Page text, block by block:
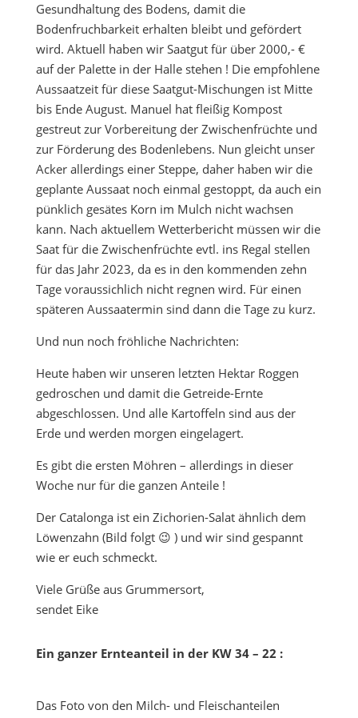
Gesundhaltung des Bodens, damit die
Bodenfruchbarkeit erhalten bleibt und gefördert
wird. Aktuell haben wir Saatgut für über 2000,- €
auf der Palette in der Halle stehen ! Die empfohlene
Aussaatzeit für diese Saatgut-Mischungen ist Mitte
bis Ende August. Manuel hat fleißig Kompost
gestreut zur Vorbereitung der Zwischenfrüchte und
zur Förderung des Bodenlebens. Nun gleicht unser
Acker allerdings einer Steppe, daher haben wir die
geplante Aussaat noch einmal gestoppt, da auch ein
pünklich gesätes Korn im Mulch nicht wachsen
kann. Nach aktuellem Wetterbericht müssen wir die
Saat für die Zwischenfrüchte evtl. ins Regal stellen
für das Jahr 2023, da es in den kommenden zehn
Tage voraussichlich nicht regnen wird. Für einen
späteren Aussaatermin sind dann die Tage zu kurz.
Und nun noch fröhliche Nachrichten:
Heute haben wir unseren letzten Hektar Roggen
gedroschen und damit die Getreide-Ernte
abgeschlossen. Und alle Kartoffeln sind aus der
Erde und werden morgen eingelagert.
Es gibt die ersten Möhren – allerdings in dieser
Woche nur für die ganzen Anteile !
Der Catalonga ist ein Zichorien-Salat ähnlich dem
Löwenzahn (Bild folgt 😉 ) und wir sind gespannt
wie er euch schmeckt.
Viele Grüße aus Grummersort,
sendet Eike
Ein ganzer Ernteanteil in der KW 34 – 22 :
Das Foto von den Milch- und Fleischanteilen